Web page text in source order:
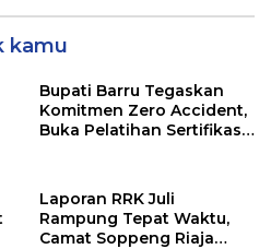
kamu
Bupati Barru Tegaskan
Komitmen Zero Accident,
Buka Pelatihan Sertifikasi
Laporan RRK Juli
Rampung Tepat Waktu,
Camat Soppeng Riaja